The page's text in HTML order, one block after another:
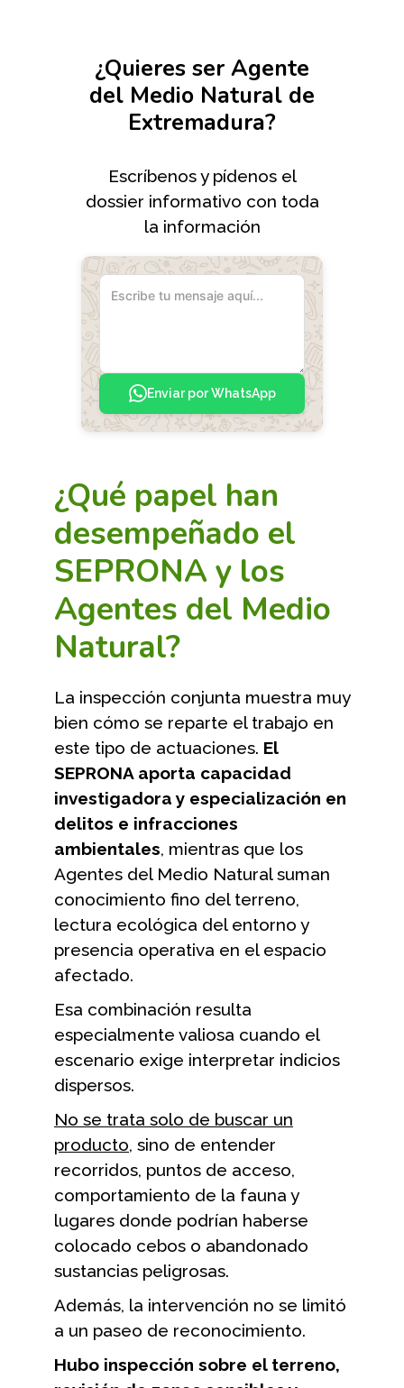
¿Quieres ser Agente
del Medio Natural de
Extremadura?
Escríbenos y pídenos el
dossier informativo con toda
la información
Enviar por WhatsApp
¿Qué papel han
desempeñado el
SEPRONA y los
Agentes del Medio
Natural?
La inspección conjunta muestra muy
bien cómo se reparte el trabajo en
este tipo de actuaciones. El
SEPRONA aporta capacidad
investigadora y especialización en
delitos e infracciones
ambientales, mientras que los
Agentes del Medio Natural suman
conocimiento fino del terreno,
lectura ecológica del entorno y
presencia operativa en el espacio
afectado.
Esa combinación resulta
especialmente valiosa cuando el
escenario exige interpretar indicios
dispersos.
No se trata solo de buscar un
producto, sino de entender
recorridos, puntos de acceso,
comportamiento de la fauna y
lugares donde podrían haberse
colocado cebos o abandonado
sustancias peligrosas.
Además, la intervención no se limitó
a un paseo de reconocimiento.
Hubo inspección sobre el terreno,